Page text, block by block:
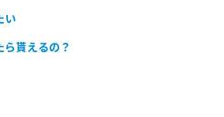
い
貰えるの？